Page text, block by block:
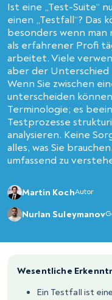
Ist eine „Test-Suite“
einen „Testfall“? Das
besonders wenn
als erfahrener Profi
arbeitet. Viele
aber der Unterschied
Wenn Sie zwischen
unterscheiden
Terminologie; es
Testprozesse
analysieren. Keine
alles, was Sie
umfassend zu
Martin KochAutor
Nurlan Suleymanov
Wesentliche
Ein Testfall ist